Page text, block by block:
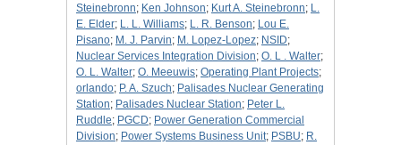
Steinebronn; Ken Johnson; Kurt A. Steinebronn; L.
E. Elder; L. L. Williams; L. R. Benson; Lou E.
Pisano; M. J. Parvin; M. Lopez-Lopez; NSID;
Nuclear Services Integration Division; O. L . Walter;
O. L. Walter; O. Meeuwis; Operating Plant Projects;
orlando; P. A. Szuch; Palisades Nuclear Generating
Station; Palisades Nuclear Station; Peter L.
Ruddle; PGCD; Power Generation Commercial
Division; Power Systems Business Unit; PSBU; R.